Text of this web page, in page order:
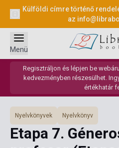
Külföldi címre történő
az
Regisztráljon és lépjen be
kedvezményben részesülhet.
értékhatár
Menü
Nyelvkönyvek Nyelvkönyv
Etapa 7.